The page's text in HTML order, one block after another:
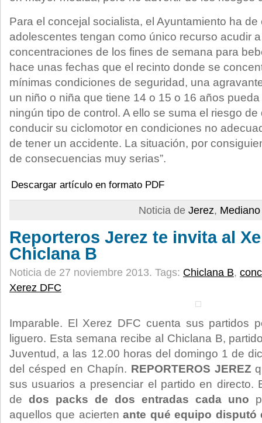
Para el concejal socialista, el Ayuntamiento ha de
adolescentes tengan como único recurso acudir
concentraciones de los fines de semana para
hace unas fechas que el recinto donde se
mínimas condiciones de seguridad, una
un niño o niña que tiene 14 o 15 o 16 años
ningún tipo de control. A ello se suma el riesgo
conducir su ciclomotor en condiciones no
de tener un accidente. La situación, por
de consecuencias muy serias”.
Descargar artículo en formato PDF
Noticia de Jerez,
Reporteros Jerez te invita al
Chiclana B
Noticia de 27 noviembre 2013. Tags: Chiclana B,
Xerez DFC
Imparable. El Xerez DFC cuenta sus partidos
liguero. Esta semana recibe al Chiclana B,
Juventud, a las 12.00 horas del domingo 1 de
del césped en Chapín. REPORTEROS JEREZ
sus usuarios a presenciar el partido en directo.
de dos packs de dos entradas cada uno
aquellos que aciertenante qué equipo disputó